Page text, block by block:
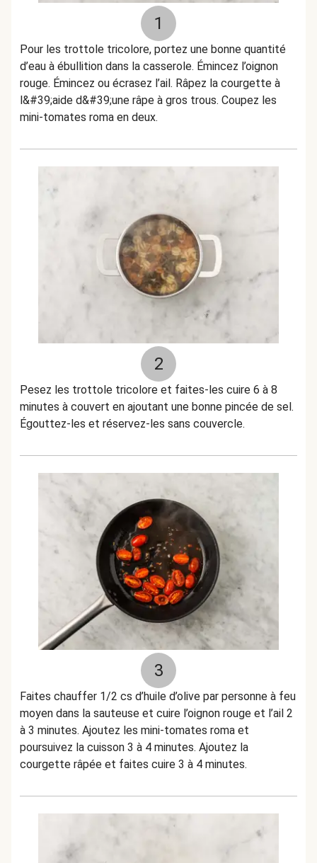
1
Pour les trottole tricolore, portez une bonne quantité
d’eau à ébullition dans la casserole. Émincez l’oignon
rouge. Émincez ou écrasez l’ail. Râpez la courgette à
l&#39;aide d&#39;une râpe à gros trous. Coupez les
mini-tomates roma en deux.
2
Pesez les trottole tricolore et faites-les cuire 6 à 8
minutes à couvert en ajoutant une bonne pincée de sel.
Égouttez-les et réservez-les sans couvercle.
3
Faites chauffer 1/2 cs d’huile d’olive par personne à feu
moyen dans la sauteuse et cuire l’oignon rouge et l’ail 2
à 3 minutes. Ajoutez les mini-tomates roma et
poursuivez la cuisson 3 à 4 minutes. Ajoutez la
courgette râpée et faites cuire 3 à 4 minutes.